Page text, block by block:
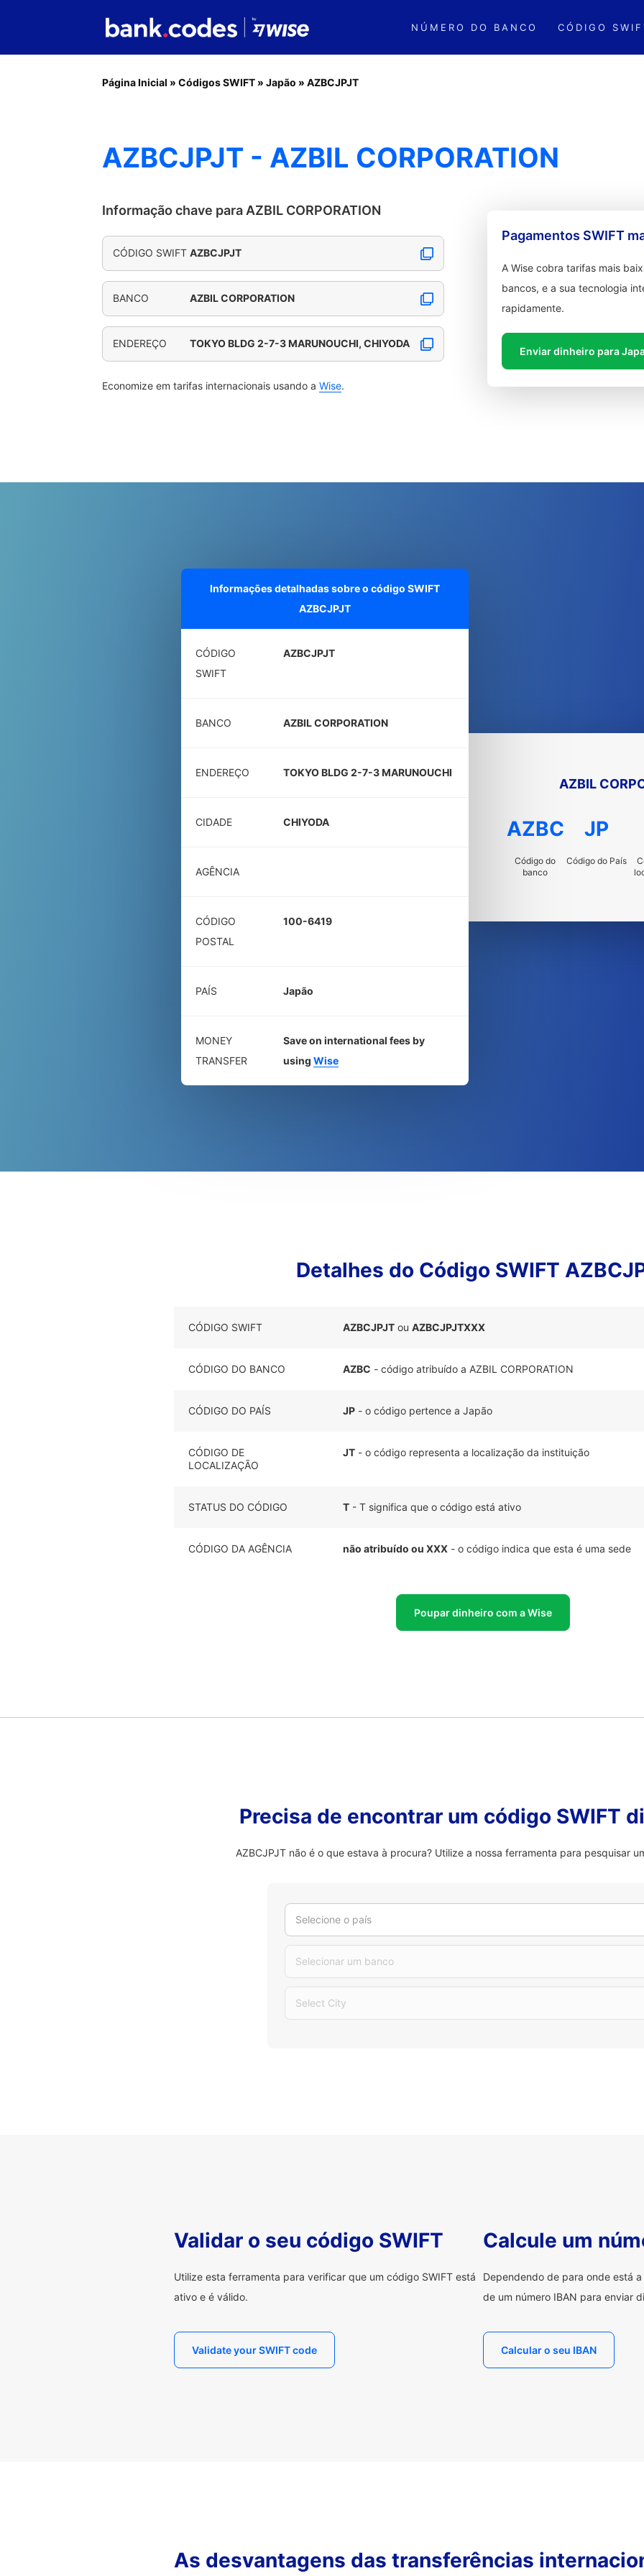
NÚMERO DO BANCO CÓDIGO
Página Inicial » Códigos SWIFT » Japão » AZBCJPJT
AZBCJPJT - AZBIL CORPORATION
Informação chave para AZBIL CORPORATION
CÓDIGO SWIFT AZBCJPJT
BANCO AZBIL CORPORATION
ENDEREÇO TOKYO BLDG 2-7-3 MARUNOUCHI, CHIYODA
Economize em tarifas internacionais usando a Wise.
Pagamentos SWIFT
A Wise cobra tarifas mais
bancos, e a sua tecnologia
rapidamente.
Enviar dinheiro para
Informações detalhadas sobre o código SWIFT
AZBCJPJT
CÓDIGO
SWIFT
AZBCJPJT
BANCO AZBIL CORPORATION
ENDEREÇO TOKYO BLDG 2-7-3 MARUNOUCHI
CIDADE CHIYODA
AGÊNCIA
CÓDIGO
POSTAL
100-6419
PAÍS Japão
MONEY
TRANSFER
Save on international fees by
using Wise
AZBIL
AZBC
Código do
banco
JP
Código do País
Detalhes do Código SWIFT
CÓDIGO SWIFT AZBCJPJT ou AZBCJPJTXXX
CÓDIGO DO BANCO AZBC - código atribuído a AZBIL CORPORATION
CÓDIGO DO PAÍS JP - o código pertence a Japão
CÓDIGO DE
LOCALIZAÇÃO
JT - o código representa a localização da instituição
STATUS DO CÓDIGO T - T significa que o código está ativo
CÓDIGO DA AGÊNCIA não atribuído ou XXX - o código indica que esta é uma sede
Poupar dinheiro com a Wise
Precisa de encontrar um código SWIFT
AZBCJPJT não é o que estava à procura? Utilize a nossa ferramenta para pesquisar
Selecione o país
Selecionar um banco
Select City
Validar o seu código SWIFT
Utilize esta ferramenta para verificar que um código SWIFT está
ativo e é válido.
Validate your SWIFT code
Calcule um
Dependendo de para onde está
de um número IBAN para enviar
Calcular o seu IBAN
As desvantagens das transferências